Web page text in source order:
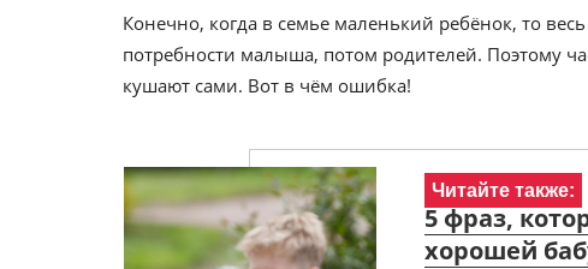
Конечно, когда в семье маленький ребёнок, то
потребности малыша, потом родителей. Поэтому
кушают сами. Вот в чём ошибка!
Читайте также:
5 фраз,
хорошей